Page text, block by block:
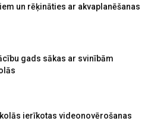
un rēķināties ar akvaplanēšanas
gads sākas ar svinībām
ierīkotas videonovērošanas